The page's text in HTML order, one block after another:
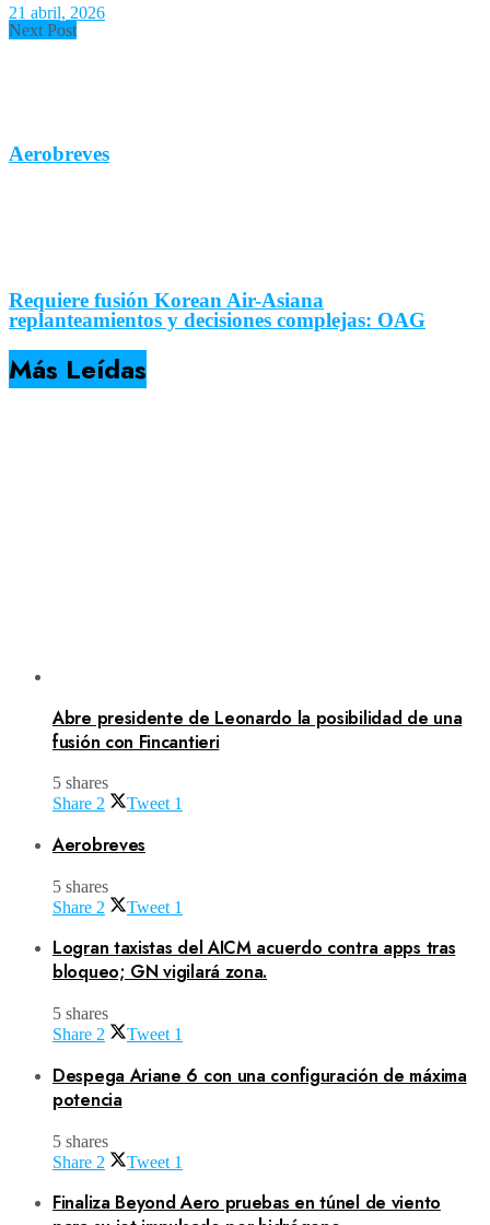
21 abril, 2026
Next Post
Aerobreves
Requiere fusión Korean Air-Asiana
replanteamientos y decisiones complejas: OAG
Más Leídas
Abre presidente de Leonardo la posibilidad de una
fusión con Fincantieri
5 shares
Share 2 Tweet 1
Aerobreves
5 shares
Share 2 Tweet 1
Logran taxistas del AICM acuerdo contra apps tras
bloqueo; GN vigilará zona.
5 shares
Share 2 Tweet 1
Despega Ariane 6 con una configuración de máxima
potencia
5 shares
Share 2 Tweet 1
Finaliza Beyond Aero pruebas en túnel de viento